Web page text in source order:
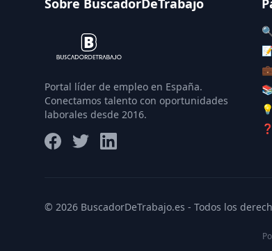
Sobre BuscadorDeTrabajo
Portal líder de empleo en España.
Conectamos talento con oportunidades
laborales desde 2016.
© 2026 BuscadorDeTrabajo.es - Todos los